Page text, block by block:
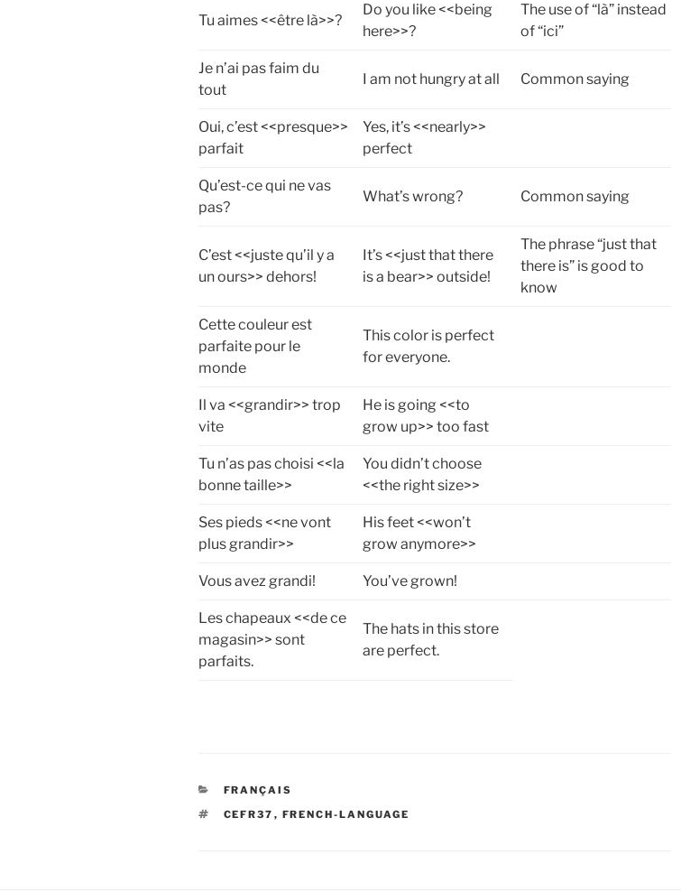
Tu aimes <<être là>>?
Do you like <<being
here>>?
The use of “là” instead
of “ici”
Je n’ai pas faim du
tout
I am not hungry at all Common saying
Oui, c’est <<presque>>
parfait
Yes, it’s <<nearly>>
perfect
Qu’est-ce qui ne vas
pas?
What’s wrong? Common saying
C’est <<juste qu’il y a
un ours>> dehors!
It’s <<just that there
is a bear>> outside!
The phrase “just that
there is” is good to
know
Cette couleur est
parfaite pour le
monde
This color is perfect
for everyone.
Il va <<grandir>> trop
vite
He is going <<to
grow up>> too fast
Tu n’as pas choisi <<la
bonne taille>>
You didn’t choose
<<the right size>>
Ses pieds <<ne vont
plus grandir>>
His feet <<won’t
grow anymore>>
Vous avez grandi! You’ve grown!
Les chapeaux <<de ce
magasin>> sont
parfaits.
The hats in this store
are perfect.
CATEGORIES
FRANÇAIS
TAGS
CEFR37 , FRENCH-LANGUAGE